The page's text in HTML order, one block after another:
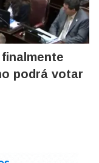
podrá votar